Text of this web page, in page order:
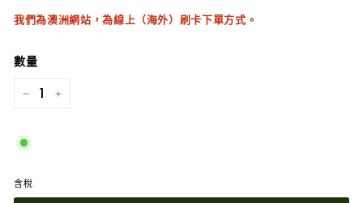
我們為澳洲網站，為線上（海外）刷卡下單方式。
數量
+
含稅